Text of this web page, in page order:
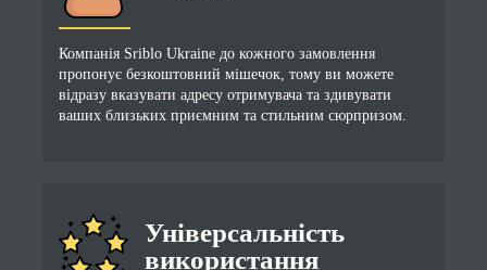
Компанія Sriblo Ukraine до кожного замовлення
пропонує безкоштовний мішечок, тому ви можете
відразу вказувати адресу отримувача та здивувати
ваших близьких приємним та стильним сюрпризом.
Універсальність
використання